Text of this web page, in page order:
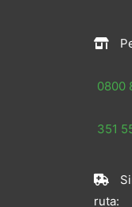
0800
351
ruta: